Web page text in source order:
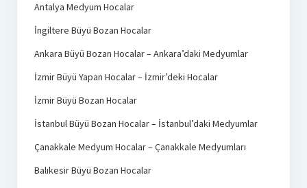
Antalya Medyum Hocalar
İngiltere Büyü Bozan Hocalar
Ankara Büyü Bozan Hocalar – Ankara’daki Medyumlar
İzmir Büyü Yapan Hocalar – İzmir’deki Hocalar
İzmir Büyü Bozan Hocalar
İstanbul Büyü Bozan Hocalar – İstanbul’daki Medyumlar
Çanakkale Medyum Hocalar – Çanakkale Medyumları
Balıkesir Büyü Bozan Hocalar